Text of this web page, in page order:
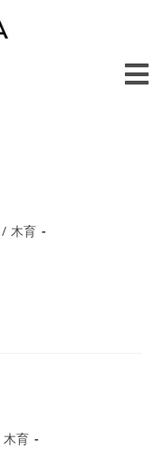
/ 木育
木育